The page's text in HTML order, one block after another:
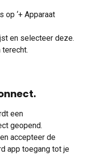
op ‘+ Apparaat
en selecteer deze.
een
geopend.
accepteer de
app toegang tot je